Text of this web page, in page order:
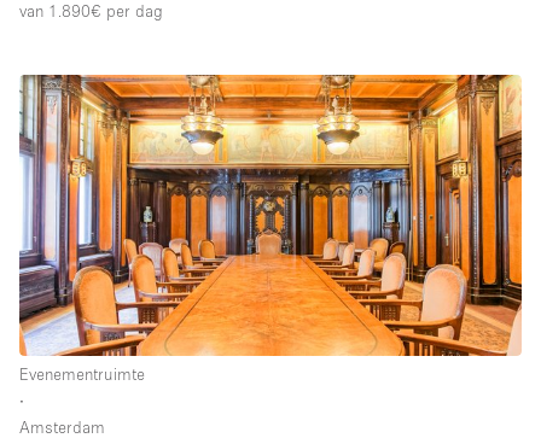
van 1.890€ per dag
Evenementruimte
∙
Amsterdam